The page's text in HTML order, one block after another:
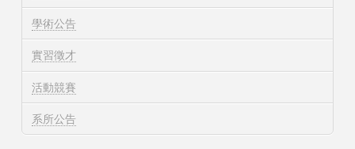
學術公告
實習徵才
活動競賽
系所公告